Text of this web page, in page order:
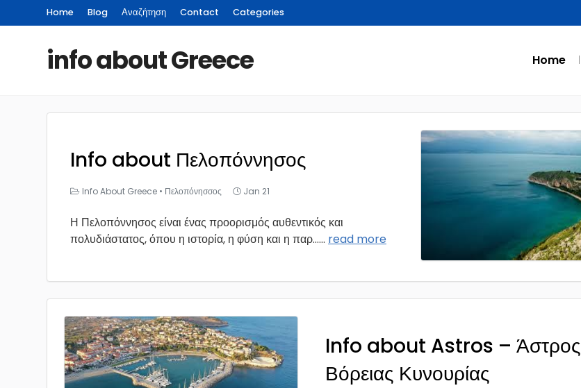
Home Blog Αναζήτηση Contact Categories
info about Greece Home
Info about Πελοπόννησος
Info About Greece • Πελοπόνησσος Jan 21
Η Πελοπόννησος είναι ένας προορισμός αυθεντικός και
πολυδιάστατος, όπου η ιστορία, η φύση και η παρ...... read more
Info about Astros – Άστρος
Βόρειας Κυνουρίας